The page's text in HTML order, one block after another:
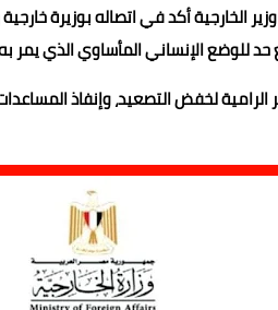
الخارجية أكد في اتصاله بوزيرة
حد للوضع الإنساني المأساوي الذي
لخفض التصعيد، وإنفاذ